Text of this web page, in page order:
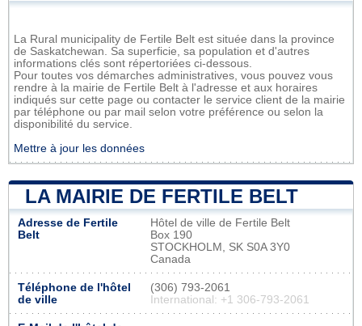
La Rural municipality de Fertile Belt est située dans la province
de Saskatchewan. Sa superficie, sa population et d'autres
informations clés sont répertoriées ci-dessous.
Pour toutes vos démarches administratives, vous pouvez vous
rendre à la mairie de Fertile Belt à l'adresse et aux horaires
indiqués sur cette page ou contacter le service client de la mairie
par téléphone ou par mail selon votre préférence ou selon la
disponibilité du service.
Mettre à jour les données
LA MAIRIE DE FERTILE BELT
Adresse de Fertile
Belt
Hôtel de ville de Fertile Belt
Box 190
STOCKHOLM, SK S0A 3Y0
Canada
Téléphone de l'hôtel
de ville
(306) 793-2061
International: +1 306-793-2061